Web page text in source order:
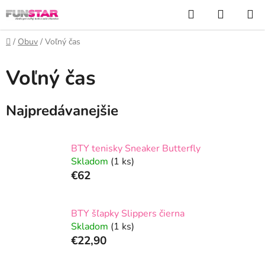
na
obsah
Hľadať
KOŠÍK
Domov
/ Obuv / Voľný čas
Voľný čas
Najpredávanejšie
BTY tenisky Sneaker Butterfly
Skladom (1 ks)
€62
BTY šľapky Slippers čierna
Skladom (1 ks)
€22,90